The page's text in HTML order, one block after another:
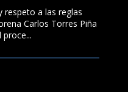
respeto a las reglas
Carlos Torres Piña